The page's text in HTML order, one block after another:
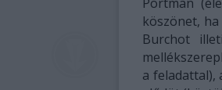
köszönet,
Burchot
a feladattal),